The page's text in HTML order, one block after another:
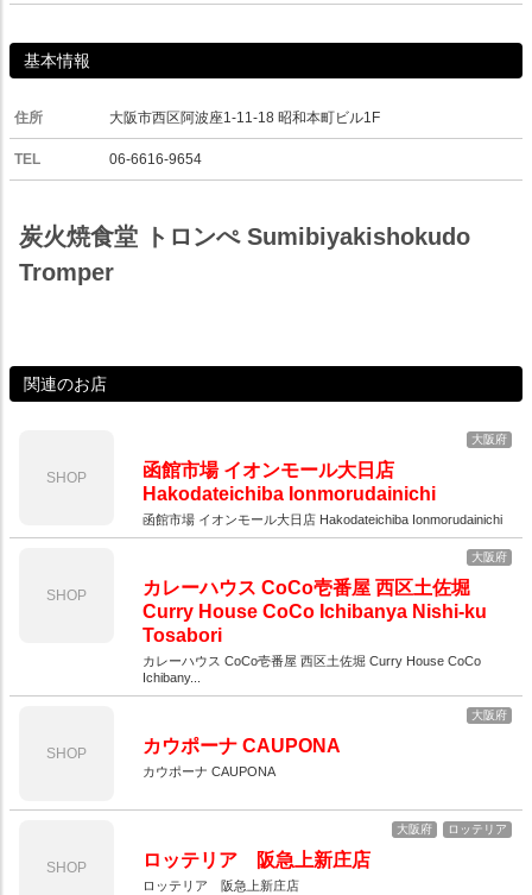
基本情報
住所 大阪市西区阿波座1-11-18 昭和本町ビル1F
TEL 06-6616-9654
炭火焼食堂 トロンぺ Sumibiyakishokudo
Tromper
関連のお店
SHOP
大阪府
函館市場 イオンモール大日店
Hakodateichiba Ionmorudainichi
函館市場 イオンモール大日店 Hakodateichiba Ionmorudainichi
SHOP
大阪府
カレーハウス CoCo壱番屋 西区土佐堀
Curry House CoCo Ichibanya Nishi-ku
Tosabori
カレーハウス CoCo壱番屋 西区土佐堀 Curry House CoCo
Ichibany...
SHOP
大阪府
カウポーナ CAUPONA
カウポーナ CAUPONA
SHOP
大阪府 ロッテリア
ロッテリア 阪急上新庄店
ロッテリア 阪急上新庄店